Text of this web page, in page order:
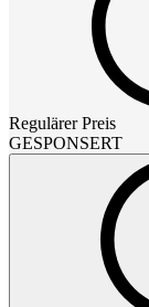
Regulärer Preis
GESPONSERT